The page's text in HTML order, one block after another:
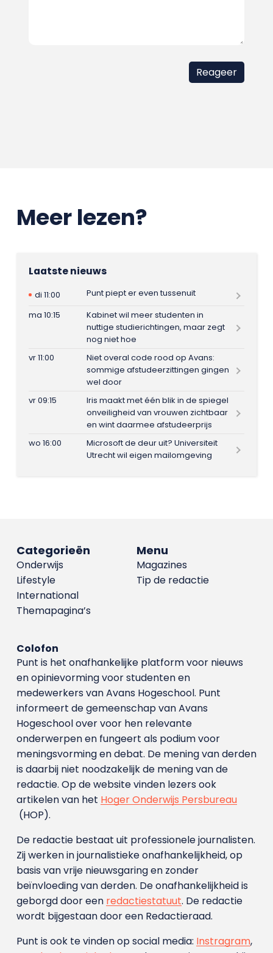
Meer lezen?
Laatste nieuws
di 11:00
Punt piept er even tussenuit
ma 10:15
Kabinet wil meer studenten in
nuttige studierichtingen, maar zegt
nog niet hoe
vr 11:00
Niet overal code rood op Avans:
sommige afstudeerzittingen gingen
wel door
vr 09:15
Iris maakt met één blik in de spiegel
onveiligheid van vrouwen zichtbaar
en wint daarmee afstudeerprijs
wo 16:00
Microsoft de deur uit? Universiteit
Utrecht wil eigen mailomgeving
Menu
Magazines
Tip de redactie
Categorieën
Onderwijs
Lifestyle
International
Themapagina’s
Colofon
Punt is het onafhankelijke platform voor nieuws
en opinievorming voor studenten en
medewerkers van Avans Hoge­school. Punt
informeert de gemeenschap van Avans
Hogeschool over voor hen relevante
onderwerpen en fungeert als podium voor
meningsvorming en debat. De mening van derden
is daarbij niet noodzakelijk de mening van de
redactie. Op de website vinden lezers ook
artikelen van het Hoger Onderwijs Persbureau
(HOP).
De redactie bestaat uit professionele journalisten.
Zij werken in journalistieke onafhankelijkheid, op
basis van vrije nieuwsgaring en zonder
beïnvloeding van derden. De onafhankelijkheid is
geborgd door een redactiestatuut. De redactie
wordt bijgestaan door een Redactieraad.
Punt is ook te vinden op social media: Instragram,